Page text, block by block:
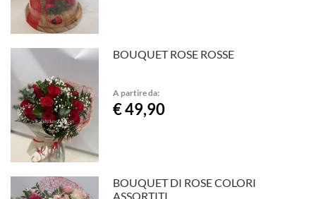
BOUQUET ROSE ROSSE
A partire da:
€ 49,90
BOUQUET DI ROSE COLORI
ASSORTITI